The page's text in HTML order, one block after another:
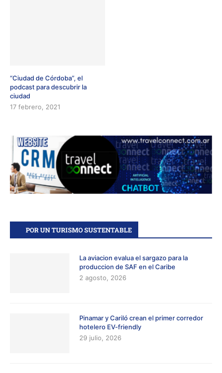
“Ciudad de Córdoba”, el
podcast para descubrir la
ciudad
17 febrero, 2021
POR UN TURISMO SUSTENTABLE
La aviacion evalua el sargazo para la
produccion de SAF en el Caribe
2 agosto, 2026
Pinamar y Cariló crean el primer corredor
hotelero EV-friendly
29 julio, 2026